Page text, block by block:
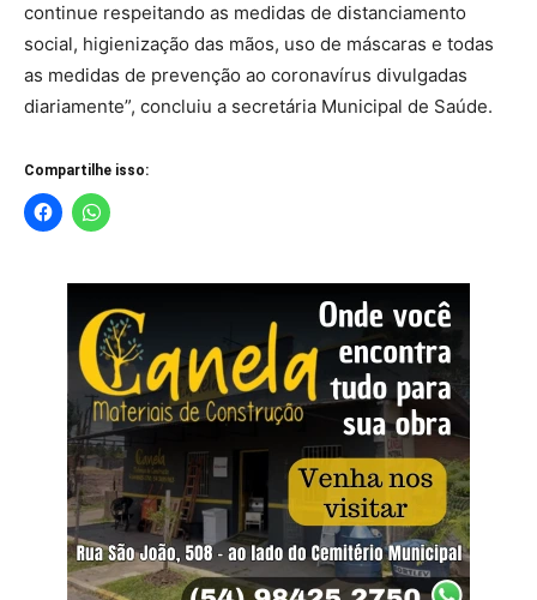
continue respeitando as medidas de distanciamento
social, higienização das mãos, uso de máscaras e todas
as medidas de prevenção ao coronavírus divulgadas
diariamente”, concluiu a secretária Municipal de Saúde.
Compartilhe isso: